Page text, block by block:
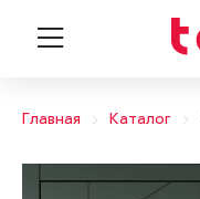
Главная Каталог